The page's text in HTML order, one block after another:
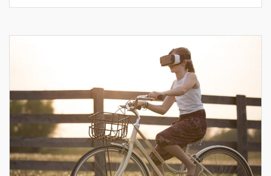
communicatie